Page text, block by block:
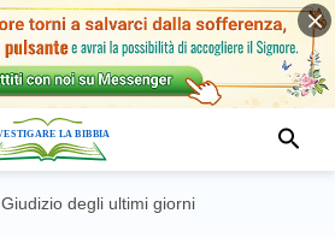
Giudizio degli ultimi giorni